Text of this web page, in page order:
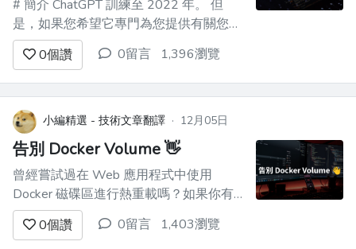
# 簡介 ChatGPT 訓練至 2022 年。 但
是，如果您希望它專門為您提供有關您網
站的資訊怎麼辦？最有可能的是，這是不
可能的，**但不再是了！** OpenAI 推出
了他們的新功能 - [助手]
(https://platform.openai.com/docs/assista...
0個讚 0留言 1,396瀏覽
小編精選 - 技術文章翻譯 · 12月05日
告別 Docker Volume 👋
曾經嘗試過在 Web 應用程式中使用
Docker 磁碟區進行熱重載嗎？如果你有
跟我一樣可怕的經歷，你會喜歡 Docker
剛剛發布的最新功能：**docker-
0個讚 0留言 1,403瀏覽